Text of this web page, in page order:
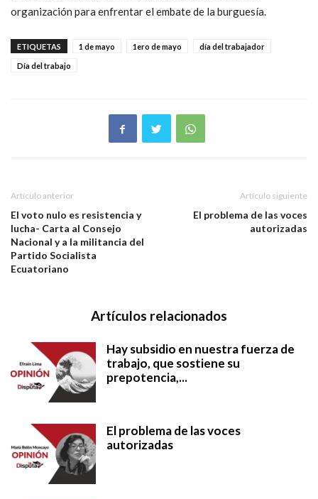
organización para enfrentar el embate de la burguesía.
ETIQUETAS 1 de mayo 1ero de mayo día del trabajador
Día del trabajo
Artículo anterior
El voto nulo es resistencia y
lucha- Carta al Consejo
Nacional y a la militancia del
Partido Socialista
Ecuatoriano
Artículo siguiente
El problema de las voces
autorizadas
Artículos relacionados
Hay subsidio en nuestra fuerza de
trabajo, que sostiene su
prepotencia,...
El problema de las voces
autorizadas